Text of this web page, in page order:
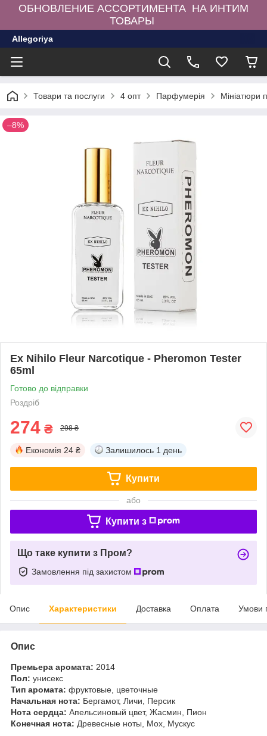
ОБНОВЛЕНИЕ АССОРТИМЕНТА НА ИНТИМ
ТОВАРЫ
Allegoriya
Товари та послуги 4 опт Парфумерія Мініатюри
–8%
Ex Nihilo Fleur Narcotique - Pheromon Tester
65ml
Готово до відправки
Роздріб
274 ₴ 298 ₴
Економія 24 ₴ Залишилось 1 день
Купити
або
Купити з
Що таке купити з Пром?
Замовлення під захистом
Опис Характеристики Доставка Оплата Умови
Опис
Премьера аромата: 2014
Пол: унисекс
Тип аромата: фруктовые, цветочные
Начальная нота: Бергамот, Личи, Персик
Нота сердца: Апельсиновый цвет, Жасмин, Пион
Конечная нота: Древесные ноты, Мох, Мускус